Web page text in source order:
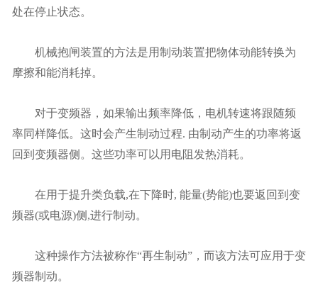
处在停止状态。
机械抱闸装置的方法是用制动装置把物体动能转换为
摩擦和能消耗掉。
对于变频器，如果输出频率降低，电机转速将跟随频
率同样降低。这时会产生制动过程. 由制动产生的功率将返
回到变频器侧。这些功率可以用电阻发热消耗。
在用于提升类负载,在下降时, 能量(势能)也要返回到变
频器(或电源)侧,进行制动。
这种操作方法被称作“再生制动”，而该方法可应用于变
频器制动。